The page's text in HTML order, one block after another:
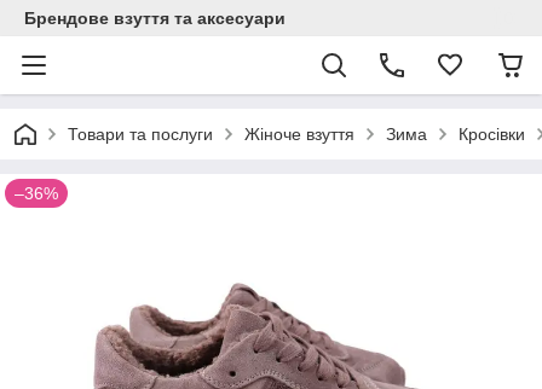
Брендове взуття та аксесуари
Товари та послуги Жіноче взуття Зима Кросівки
–36%